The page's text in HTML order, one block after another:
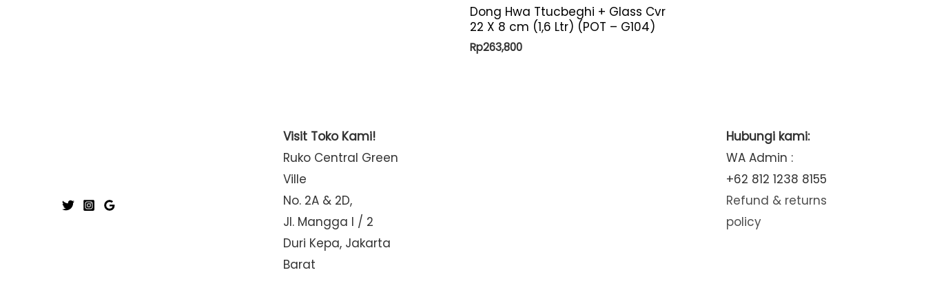
Dong Hwa Ttucbeghi + Glass Cvr
22 X 8 cm (1,6 Ltr) (POT – G104)
Rp263,800
Visit Toko Kami!
Ruko Central Green
Ville
No. 2A & 2D,
Jl. Mangga I / 2
Duri Kepa, Jakarta
Barat
Hubungi kami:
WA Admin :
+62 812 1238 8155
Refund & returns
policy